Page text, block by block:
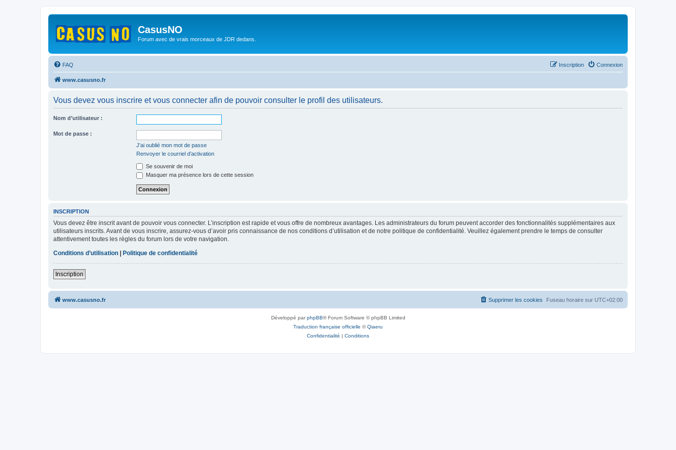
CasusNO
Forum avec de vrais morceaux de JDR dedans.
FAQ Connexion
Inscription
www.casusno.fr
Vous devez vous inscrire et vous connecter afin de pouvoir consulter le profil des utilisateurs.
Nom d’utilisateur :
Mot de passe :
J’ai oublié mon mot de passe
Renvoyer le courriel d’activation
Se souvenir de moi
Masquer ma présence lors de cette session
INSCRIPTION
Vous devez être inscrit avant de pouvoir vous connecter. L’inscription est rapide et vous offre de nombreux avantages. Les administrateurs du forum peuvent accorder des fonctionnalités supplémentaires aux
utilisateurs inscrits. Avant de vous inscrire, assurez-vous d’avoir pris connaissance de nos conditions d’utilisation et de notre politique de confidentialité. Veuillez également prendre le temps de consulter
attentivement toutes les règles du forum lors de votre navigation.
Conditions d’utilisation
Politique de confidentialité
Inscription
www.casusno.fr Fuseau horaire sur UTC+02:00
Supprimer les cookies
Développé parphpBB® Forum Software © phpBB Limited
Traduction française officielle ©Qiaeru
Confidentialité | Conditions